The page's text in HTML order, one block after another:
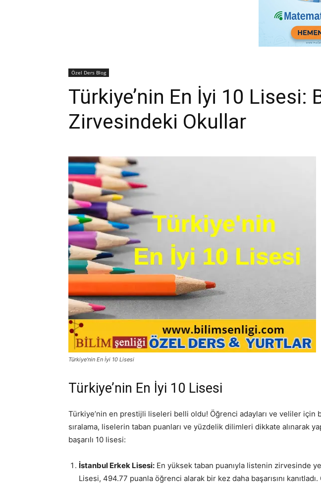
Özel Ders Blog
Türkiye’nin En İyi 10 Lisesi:
Zirvesindeki Okullar
Türkiye'nin En İyi 10 Lisesi
Türkiye’nin En İyi 10 Lisesi
Türkiye’nin en prestijli liseleri belli oldu! Öğrenci adayları ve veliler için
sıralama, liselerin taban puanları ve yüzdelik dilimleri dikkate alınarak
başarılı 10 lisesi:
İstanbul Erkek Lisesi: En yüksek taban puanıyla listenin zirvesinde
Lisesi, 494.77 puanla öğrenci alarak bir kez daha başarısını kanıtladı.